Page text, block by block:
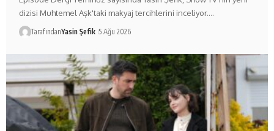
dizisi Muhtemel Aşk'taki makyaj tercihlerini inceliyor.…
TarafındanYasin Şefik 5 Ağu 2026